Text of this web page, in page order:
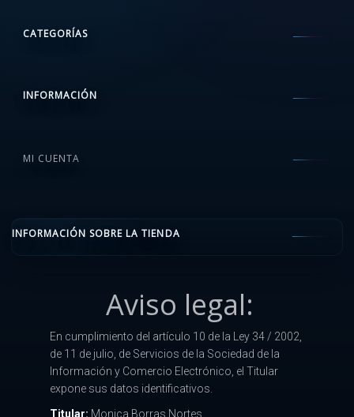
CATEGORÍAS
INFORMACIÓN
MI CUENTA
INFORMACIÓN SOBRE LA TIENDA
Aviso legal:
En cumplimiento del artículo 10 de la Ley 34 / 2002,
de 11 de julio, de Servicios de la Sociedad de la
Información y Comercio Electrónico, el Titular
expone sus datos identificativos.
Titular: Monica Borras Nortes.